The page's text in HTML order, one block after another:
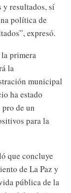
y resultados, sí
política de
expresó.
primera
la
municipal
ha estado
de un
para la
que concluye
de La Paz y
pública de la